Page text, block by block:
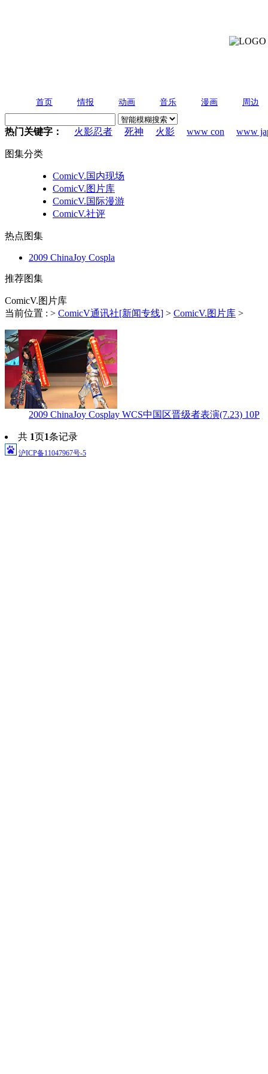
首页 情报 动画 音乐 漫画 周边
热门关键字： 火影忍者 死神 火影 www con www
图集分类
ComicV.国内现场
ComicV.图片库
ComicV.国际漫游
ComicV.社评
热点图集
2009 ChinaJoy Cospla
推荐图集
ComicV.图片库
当前位置 : > ComicV通讯社[新闻专线] > ComicV.图片库 >
2009 ChinaJoy Cosplay WCS中国区晋级者表演(7.23) 10P
共 1页1条记录
沪ICP备11047967号-5